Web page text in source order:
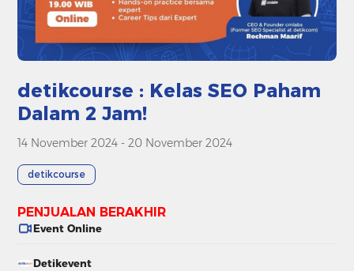
detikcourse : Kelas SEO Paham
Dalam 2 Jam!
14 November 2024 - 20 November 2024
detikcourse
PENJUALAN BERAKHIR
Event Online
Detikevent